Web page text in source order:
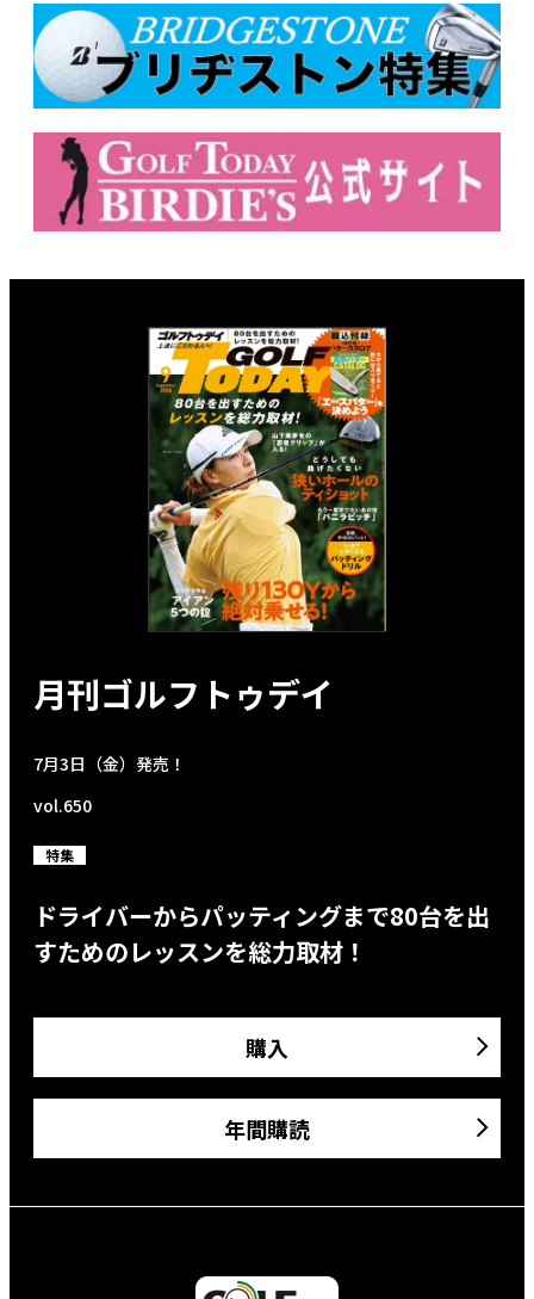
月刊ゴルフトゥデイ
7月3日（金）発売！
vol.650
特集
ドライバーからパッティングまで80台を出
すためのレッスンを総力取材！
購入
年間購読